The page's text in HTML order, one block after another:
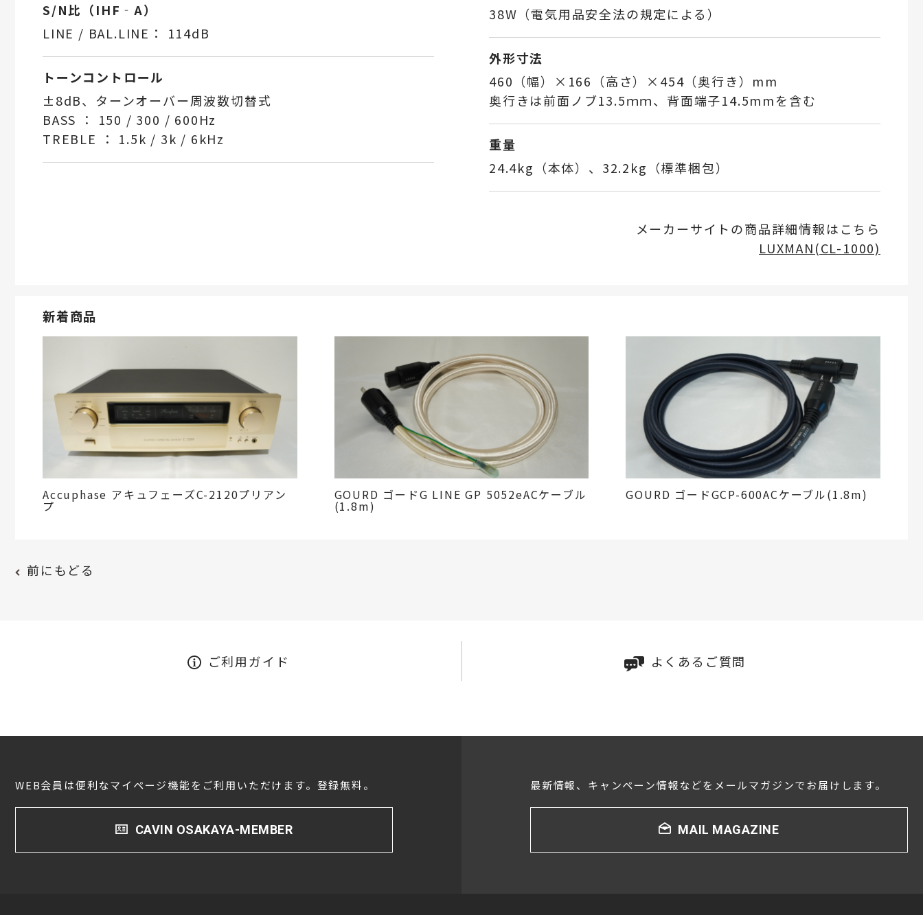
S/N比（IHF‐A）
LINE / BAL.LINE： 114dB
トーンコントロール
±8dB、ターンオーバー周波数切替式
BASS ： 150 / 300 / 600Hz
TREBLE ： 1.5k / 3k / 6kHz
38W（電気用品安全法の規定による）
外形寸法
460（幅）×166（高さ）×454（奥行き）mm
奥行きは前面ノブ13.5ｍｍ、背面端子14.5mmを含む
重量
24.4kg（本体）、32.2kg（標準梱包）
メーカーサイトの商品詳細情報はこちら
LUXMAN(CL-1000)
新着商品
Accuphase アキュフェーズC-2120プリアン
プ
GOURD ゴードG LINE GP 5052eACケーブル
(1.8m)
GOURD ゴードGCP-600ACケーブル(1.8m)
前にもどる
ご利用ガイド よくあるご質問
WEB会員は便利なマイページ機能をご利用いただけます。登録無料。
CAVIN OSAKAYA-MEMBER
最新情報、キャンペーン情報などをメールマガジンでお届けします。
MAIL MAGAZINE